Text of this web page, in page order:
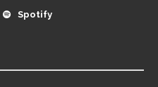
Spotify